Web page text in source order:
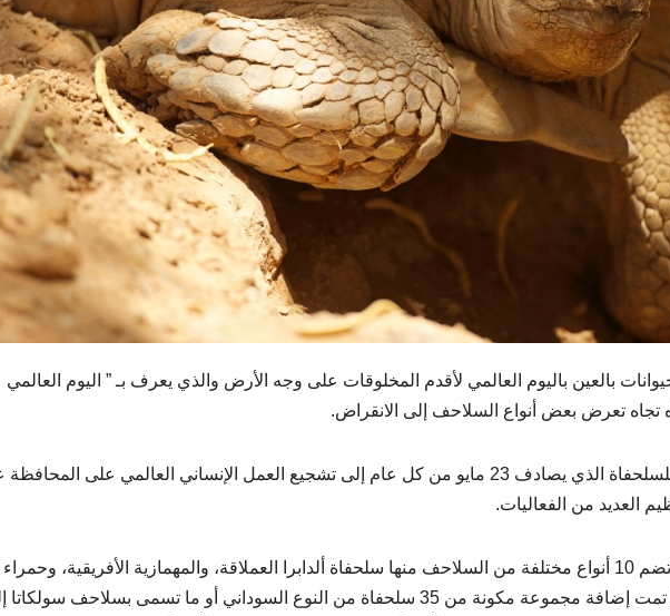
بالعين باليوم العالمي لأقدم المخلوقات على وجه الأرض والذي يعرف بـ ” اليوم العالمي
تجاه تعرض بعض أنواع السلاحف إلى الانقراض.
ويهدف الاحتفال باليوم العالمي للسلحفاة الذي يصادف 23 مايو من كل عام إلى تشجيع العمل الإنساني العالمي على
العديد من الفعاليات.
يذكر أن حديقة الحيوانات بالعين تضم 10 أنواع مختلفة من السلاحف منها سلحفاة ألدابرا العملاقة، والمهمازية الأفريقية،
بالإضافة إلى النجمة الهندية، كما تمت إضافة مجموعة مكونة من 35 سلحفاة من النوع السوداني أو ما تسمى بسلاحف